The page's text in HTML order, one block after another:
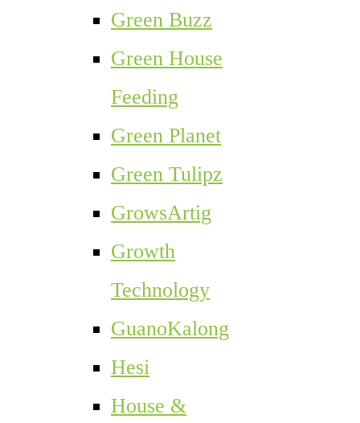
Green Buzz
Green House
Feeding
Green Planet
Green Tulipz
GrowsArtig
Growth
Technology
GuanoKalong
Hesi
House &